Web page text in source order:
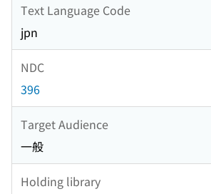
Text Language Code
jpn
NDC
396
Target Audience
一般
Holding library